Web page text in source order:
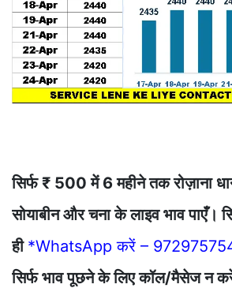
सिर्फ ₹ 500 में 6 महीने तक रोज़ाना
सोयाबीन और चना के लाइव भाव पाएँ।
ही *WhatsApp करें –
सिर्फ भाव पूछने के लिए कॉल/मैसेज न